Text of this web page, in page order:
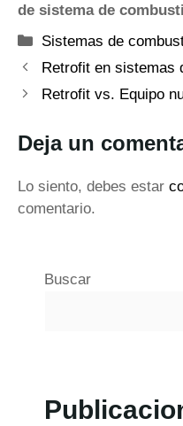
de sistema de
Categorías
Sistemas de
Retrofit en sistemas
Retrofit vs. Equipo
Deja un
Lo siento, debes estar
comentario.
Buscar